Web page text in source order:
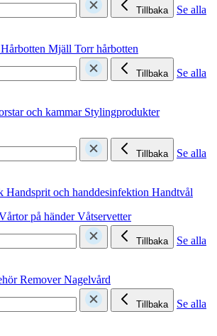
Tillbaka
Se alla
Hårbotten Mjäll Torr hårbotten
Tillbaka
Se alla
och kammar Stylingprodukter
Tillbaka
Se alla
Handsprit och handdesinfektion Handtvål
på händerVåtservetter
Tillbaka
Se alla
RemoverNagelvård
Tillbaka
Se alla